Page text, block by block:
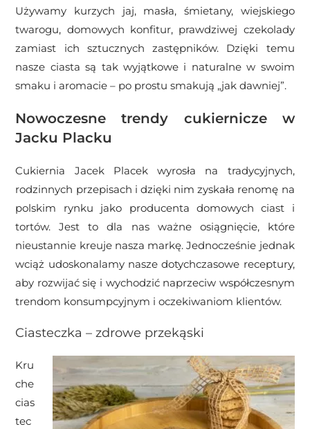
Używamy kurzych jaj, masła, śmietany, wiejskiego
twarogu, domowych konfitur, prawdziwej czekolady
zamiast ich sztucznych zastępników. Dzięki temu
nasze ciasta są tak wyjątkowe i naturalne w swoim
smaku i aromacie – po prostu smakują „jak dawniej”.
Nowoczesne trendy cukiernicze w
Jacku Placku
Cukiernia Jacek Placek wyrosła na tradycyjnych,
rodzinnych przepisach i dzięki nim zyskała renomę na
polskim rynku jako producenta domowych ciast i
tortów. Jest to dla nas ważne osiągnięcie, które
nieustannie kreuje nasza markę. Jednocześnie jednak
wciąż udoskonalamy nasze dotychczasowe receptury,
aby rozwijać się i wychodzić naprzeciw współczesnym
trendom konsumpcyjnym i oczekiwaniom klientów.
Ciasteczka – zdrowe przekąski
Kru
che
cias
tec